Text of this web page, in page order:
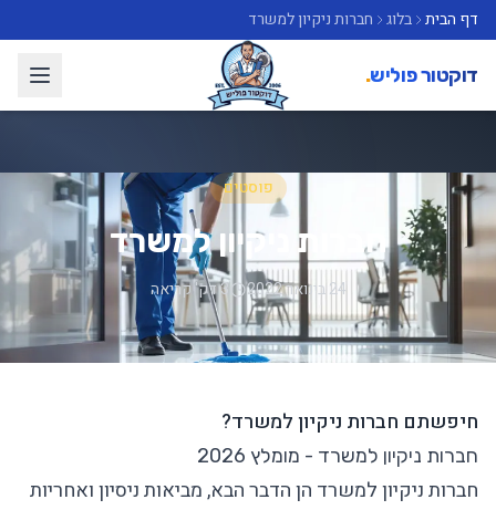
דף הבית בלוג חברות ניקיון למשרד
דוקטור פוליש.
פוסטים
חברות ניקיון למשרד
24 בינואר 2022 3 דק' קריאה
חיפשתם חברות ניקיון למשרד?
חברות ניקיון למשרד - מומלץ 2026
חברות ניקיון למשרד הן הדבר הבא, מביאות ניסיון ואחריות